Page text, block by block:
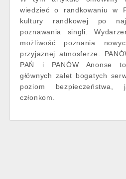
wiedzieć o randkowaniu w
kultury randkowej po
poznawania singli.
możliwość poznania
przyjaznej atmosferze.
PAŃ i PANÓW Anonse
głównych zalet bogatych
poziom
członkom.